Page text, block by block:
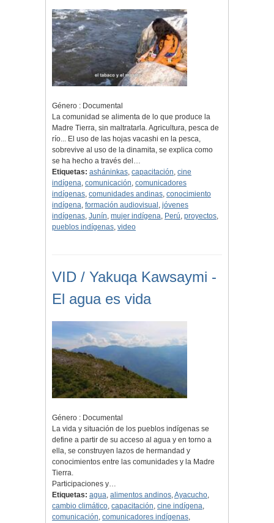
Género : Documental
La comunidad se alimenta de lo que produce la
Madre Tierra, sin maltratarla. Agricultura, pesca de
río... El uso de las hojas vacashi en la pesca,
sobrevive al uso de la dinamita, se explica como
se ha hecho a través del…
Etiquetas: asháninkas, capacitación, cine
indígena, comunicación, comunicadores
indígenas, comunidades andinas, conocimiento
indígena, formación audiovisual , jóvenes
indígenas, Junín, mujer indígena, Perú, proyectos,
pueblos indígenas, video
VID / Yakuqa Kawsaymi -
El agua es vida
Género : Documental
La vida y situación de los pueblos indígenas se
define a partir de su acceso al agua y en torno a
ella, se construyen lazos de hermandad y
conocimientos entre las comunidades y la Madre
Tierra.
Participaciones y…
Etiquetas: agua, alimentos andinos,Ayacucho,
cambio climático, capacitación, cine indígena,
comunicación, comunicadores indígenas,